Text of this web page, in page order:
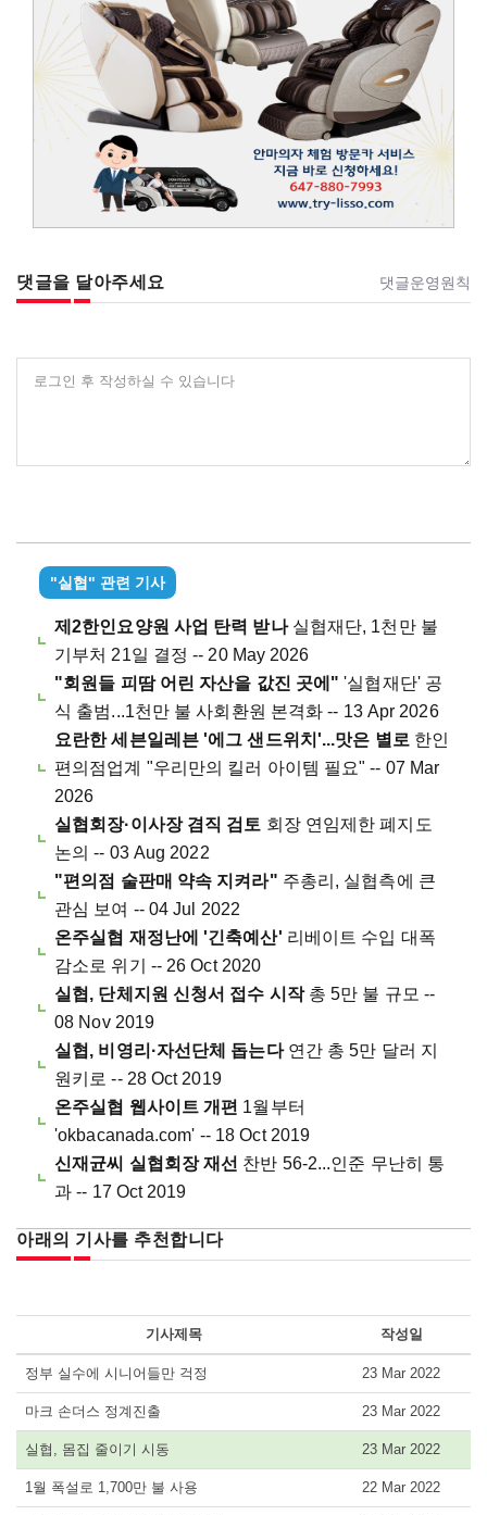
댓글을 달아주세요 댓글운영원칙
로그인 후 작성하실 수 있습니다
"실협" 관련 기사
제2한인요양원 사업 탄력 받나 실협재단, 1천만 불
기부처 21일 결정 -- 20 May 2026
"회원들 피땀 어린 자산을 값진 곳에" '실협재단' 공
식 출범...1천만 불 사회환원 본격화 -- 13 Apr 2026
요란한 세븐일레븐 '에그 샌드위치'...맛은 별로 한인
편의점업계 "우리만의 킬러 아이템 필요" -- 07 Mar
2026
실협회장·이사장 겸직 검토 회장 연임제한 폐지도
논의 -- 03 Aug 2022
"편의점 술판매 약속 지켜라" 주총리, 실협측에 큰
관심 보여 -- 04 Jul 2022
온주실협 재정난에 '긴축예산' 리베이트 수입 대폭
감소로 위기 -- 26 Oct 2020
실협, 단체지원 신청서 접수 시작총 5만 불 규모 --
08 Nov 2019
실협, 비영리·자선단체 돕는다 연간 총 5만 달러 지
원키로 -- 28 Oct 2019
온주실협 웹사이트 개편 1월부터
'okbacanada.com' -- 18 Oct 2019
신재균씨 실협회장 재선 찬반 56-2...인준 무난히 통
과 -- 17 Oct 2019
아래의 기사를 추천합니다
기사제목 작성일
정부 실수에 시니어들만 걱정 23 Mar 2022
마크 손더스 정계진출 23 Mar 2022
실협, 몸집 줄이기 시동 23 Mar 2022
1월 폭설로 1,700만 불 사용 22 Mar 2022